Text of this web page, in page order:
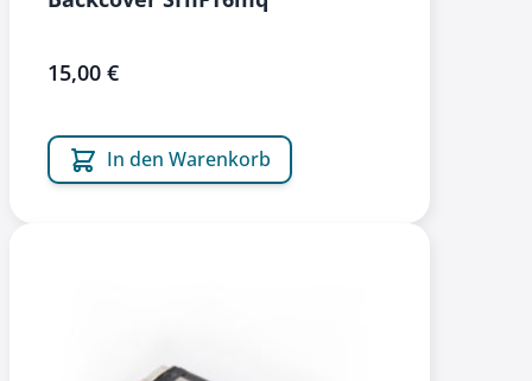
15,00 €
In den Warenkorb